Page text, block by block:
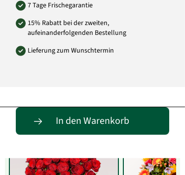
7 Tage Frischegarantie
15% Rabatt bei der zweiten,
aufeinanderfolgenden Bestellung
Lieferung zum Wunschtermin
In den Warenkorb
Entdecke passende Alternativen